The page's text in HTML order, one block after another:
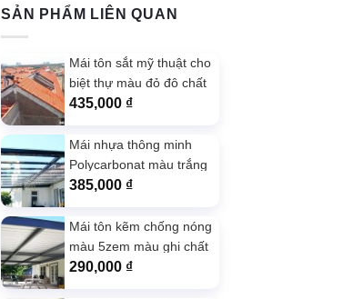
SẢN PHẨM LIÊN QUAN
Mái tôn sắt mỹ thuật cho
biệt thự màu đỏ đô chất
lượng
435,000 ₫
Mái nhựa thông minh
Polycarbonat màu trắng
trong
385,000 ₫
Mái tôn kẽm chống nóng
màu 5zem màu ghi chất
lượng
290,000 ₫